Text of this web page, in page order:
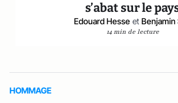
s’abat sur le
Edouard Hesse et Benjamin
14 min de lecture
HOMMAGE